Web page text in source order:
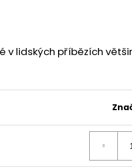
v lidských příbězích